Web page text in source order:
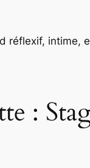
réflexif, intime,
: